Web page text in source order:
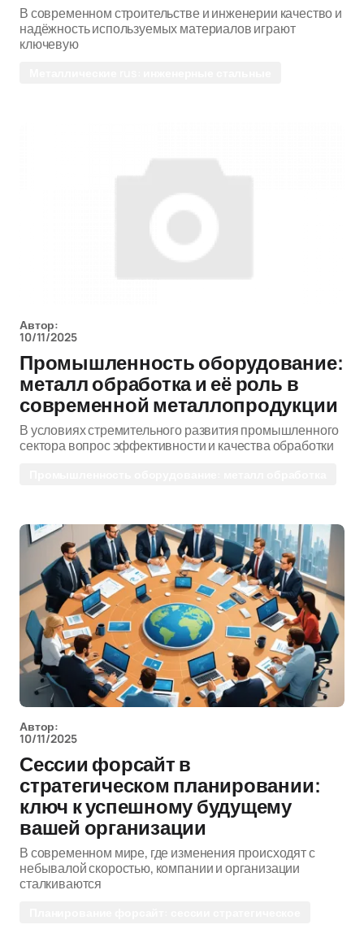
В современном строительстве и инженерии качество и
надёжность используемых материалов играют
ключевую
Автор:
10/11/2025
Промышленность оборудование:
металл обработка и её роль в
современной металлопродукции
В условиях стремительного развития промышленного
сектора вопрос эффективности и качества обработки
Автор:
10/11/2025
Сессии форсайт в
стратегическом планировании:
ключ к успешному будущему
вашей организации
В современном мире, где изменения происходят с
небывалой скоростью, компании и организации
сталкиваются